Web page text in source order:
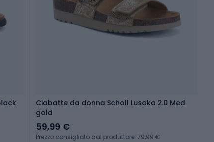
Ciabatte da donna Scholl Lusaka 2.0 Med
gold
59,99 €
Prezzo consigliato dal produttore: 79,99 €